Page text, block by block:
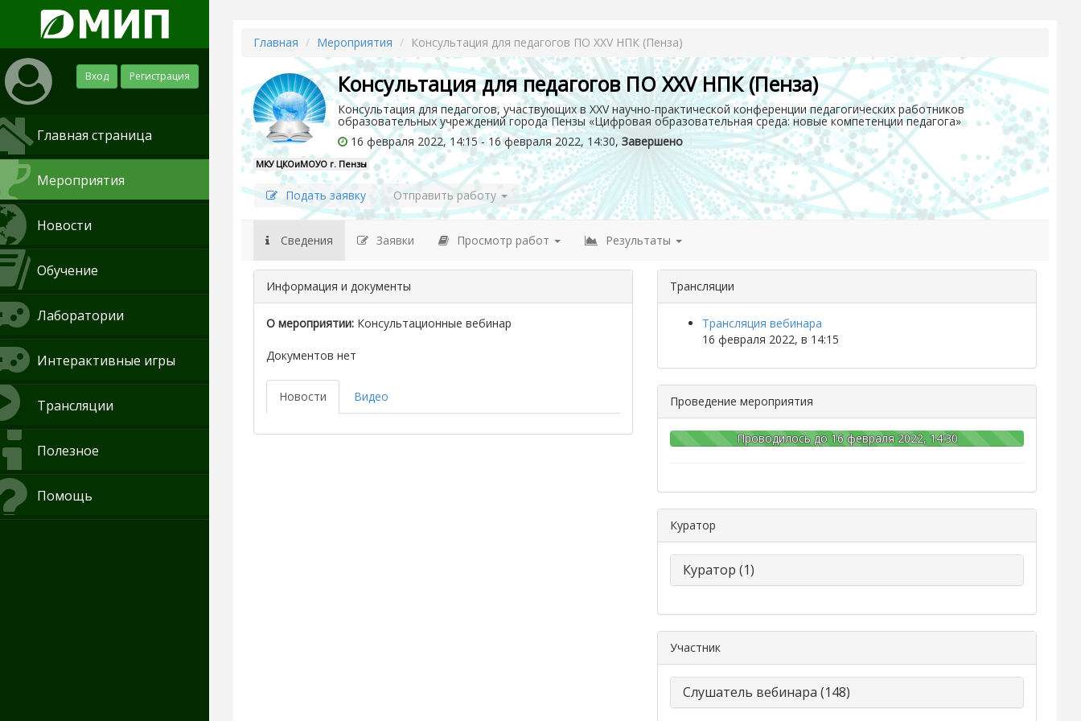
Вход Регистрация
Главная страница
Мероприятия
Новости
Обучение
Лаборатории
Интерактивные игры
Трансляции
Полезное
Помощь
Главная Мероприятия Консультация для педагогов ПО XXV НПК (Пенза)
Консультация для педагогов ПО XXV НПК (Пенза)
Консультация для педагогов, участвующих в XXV научно-практической конференции педагогических работников
образовательных учреждений города Пензы «Цифровая образовательная среда: новые компетенции педагога»
16 февраля 2022, 14:15 - 16 февраля 2022, 14:30, Завершено
МКУ ЦКОиМОУО г. Пензы
Подать заявку Отправить работу
Сведения Заявки Просмотр работ Результаты
Информация и документы
О мероприятии: Консультационные вебинар
Документов нет
Новости Видео
Трансляции
Трансляция вебинара
16 февраля 2022, в 14:15
Проведение мероприятия
Проводилось до 16 февраля 2022, 14:30
Куратор
Куратор (1)
Участник
Слушатель вебинара (148)